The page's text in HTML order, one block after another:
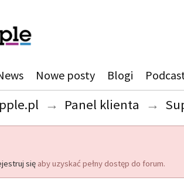
Nowe posty Blogi
→ Panel klienta →
się aby uzyskać pełny dostęp do forum.